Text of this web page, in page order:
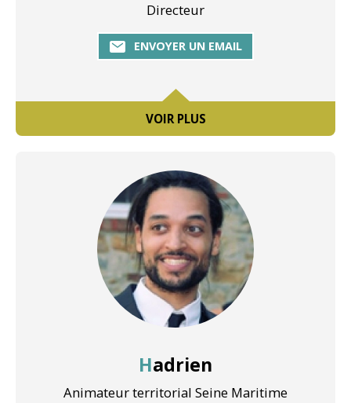
Directeur
ENVOYER UN EMAIL
VOIR PLUS
Hadrien
Animateur territorial Seine Maritime